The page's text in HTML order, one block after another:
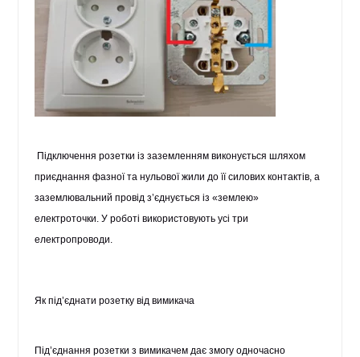
Підключення розетки із заземленням виконується шляхом
приєднання фазної та нульової жили до її силових контактів, а
заземлювальний провід з’єднується із «землею»
електроточки. У роботі використовують усі три
електропроводи.
Як під’єднати розетку від вимикача
Під’єднання розетки з вимикачем дає змогу одночасно